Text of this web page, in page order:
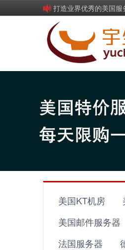
打造业界优秀的美国
美国KT机房
美国邮件服务器
法国服务器